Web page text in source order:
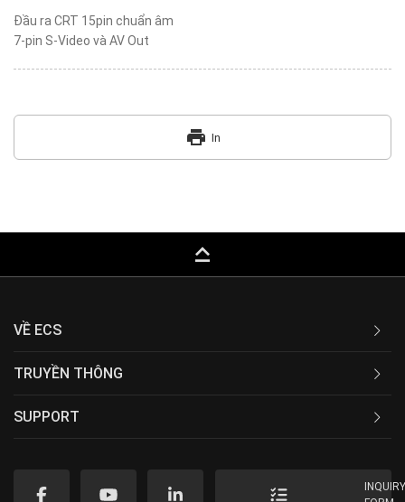
Đầu ra CRT 15pin chuẩn âm
7-pin S-Video và AV Out
print In
keyboard_capslock
VỀ ECS
TRUYỀN THÔNG
SUPPORT